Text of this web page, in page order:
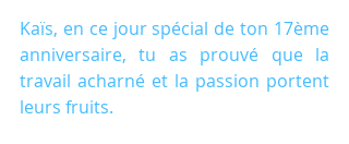
Kaïs, en ce jour spécial de ton 17ème
anniversaire, tu as prouvé que la
travail acharné et la passion portent
leurs fruits.